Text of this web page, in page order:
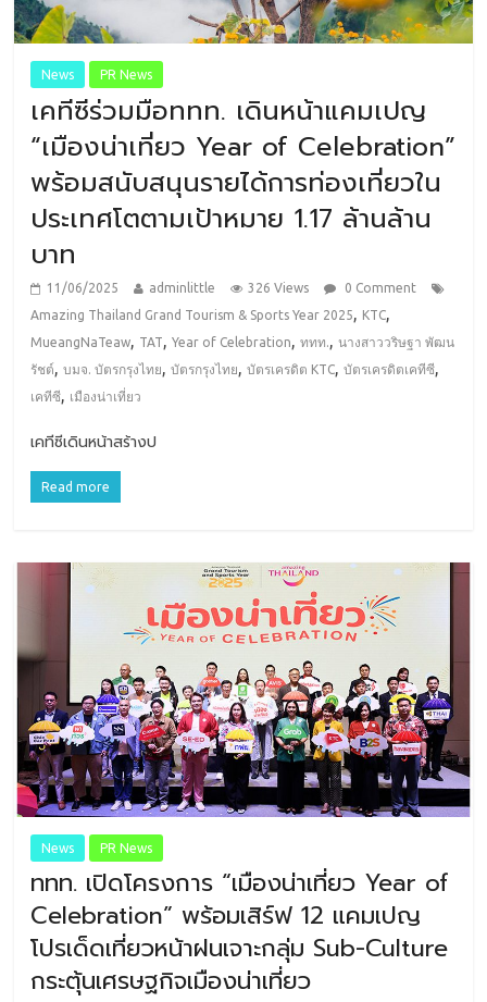
News PR News
เคทีซีร่วมมือททท. เดินหน้าแคมเปญ
“เมืองน่าเที่ยว Year of Celebration”
พร้อมสนับสนุนรายได้การท่องเที่ยวใน
ประเทศโตตามเป้าหมาย 1.17 ล้านล้าน
บาท
11/06/2025 adminlittle 326 Views
0 Comment
Amazing Thailand Grand Tourism & Sports Year 2025, KTC,
MueangNaTeaw, TAT,Year of Celebration,ททท.,นางสาววริษฐา พัฒน
รัชต์,บมจ. บัตรกรุงไทย,บัตรกรุงไทย,บัตรเครดิต KTC,บัตรเครดิตเคทีซี,
เคทีซี, เมืองน่าเที่ยว
เคทีซีเดินหน้าสร้างป
Read more
News PR News
ททท. เปิดโครงการ “เมืองน่าเที่ยว Year of
Celebration” พร้อมเสิร์ฟ 12 แคมเปญ
โปรเด็ดเที่ยวหน้าฝนเจาะกลุ่ม Sub-Culture
กระตุ้นเศรษฐกิจเมืองน่าเที่ยว